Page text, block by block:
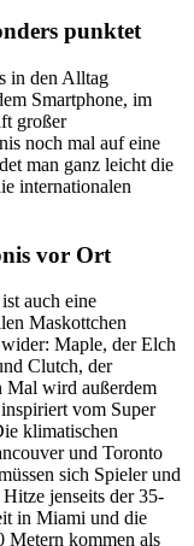
punktet
in den Alltag
Smartphone, im
großer
noch mal auf eine
man ganz leicht die
internationalen
vor Ort
auch eine
Maskottchen
Maple, der Elch
Clutch, der
Mal wird außerdem
vom Super
klimatischen
und Toronto
sich Spieler und
jenseits der 35-
in Miami und die
Metern kommen als